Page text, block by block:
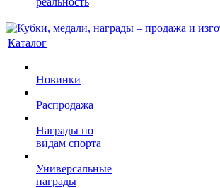
Каталог
Новинки
Распродажа
Награды по
видам спорта
Универсальные
награды